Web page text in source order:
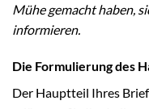
Mühe gemacht haben,
informieren.
Die Formulierung des
Der Hauptteil Ihres